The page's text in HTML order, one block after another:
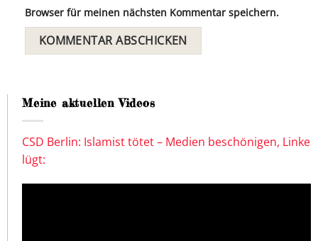
Browser für meinen nächsten Kommentar speichern.
Meine aktuellen Videos
CSD Berlin: Islamist tötet – Medien beschönigen, Linke
lügt: